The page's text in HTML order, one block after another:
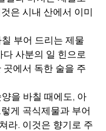
은 시내 산에서 이미
부어 드리는 제물
다 사분의 일 힌으로
곳에서 독한 술을 주
을 바칠 때에도, 아
게 곡식제물과 부어
라. 이것은 향기로 주